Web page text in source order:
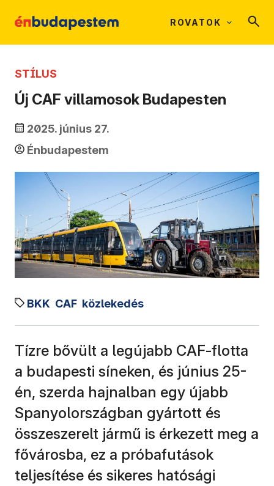
ROVATOK
STÍLUS
Új CAF villamosok Budapesten
2025. június 27.
Énbudapestem
BKK CAF közlekedés
Tízre bővült a legújabb CAF-flotta
a budapesti síneken, és június 25-
én, szerda hajnalban egy újabb
Spanyolországban gyártott és
összeszerelt jármű is érkezett meg a
fővárosba, ez a próbafutások
teljesítése és sikeres hatósági